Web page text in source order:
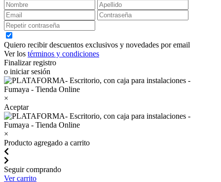
Quiero recibir descuentos exclusivos y novedades por email
Ver los términos y condiciones
Finalizar registro
o iniciar sesión
×
Aceptar
×
Producto agregado a carrito
Seguir comprando
Ver carrito